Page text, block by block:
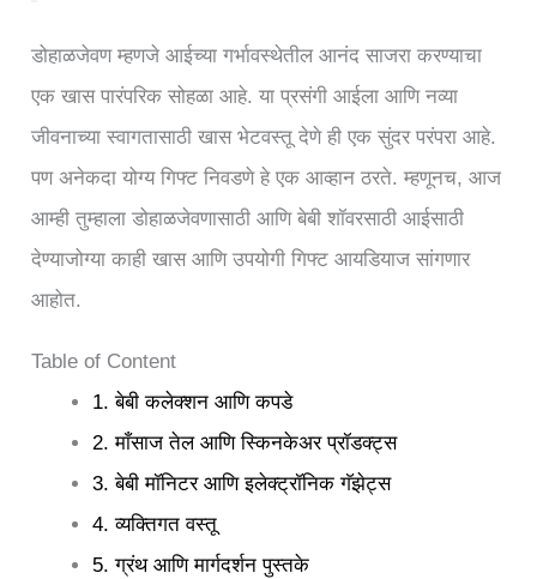
डोहाळजेवण म्हणजे आईच्या गर्भावस्थेतील आनंद साजरा करण्याचा
एक खास पारंपरिक सोहळा आहे. या प्रसंगी आईला आणि नव्या
जीवनाच्या स्वागतासाठी खास भेटवस्तू देणे ही एक सुंदर परंपरा आहे.
पण अनेकदा योग्य गिफ्ट निवडणे हे एक आव्हान ठरते. म्हणूनच, आज
आम्ही तुम्हाला डोहाळजेवणासाठी आणि बेबी शॉवरसाठी आईसाठी
देण्याजोग्या काही खास आणि उपयोगी गिफ्ट आयडियाज सांगणार
आहोत.
Table of Content
1. बेबी कलेक्शन आणि कपडे
2. माँसाज तेल आणि स्किनकेअर प्रॉडक्ट्स
3. बेबी मॉनिटर आणि इलेक्ट्रॉनिक गॅझेट्स
4. व्यक्तिगत वस्तू
5. ग्रंथ आणि मार्गदर्शन पुस्तके